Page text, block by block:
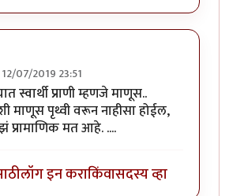
12/07/2019 23:51
स्वार्थी प्राणी म्हणजे माणूस..
माणूस पृथ्वी वरून नाहीसा होईल,
प्रामाणिक मत आहे. ....
लॉग इन कराकिंवासदस्य व्हा